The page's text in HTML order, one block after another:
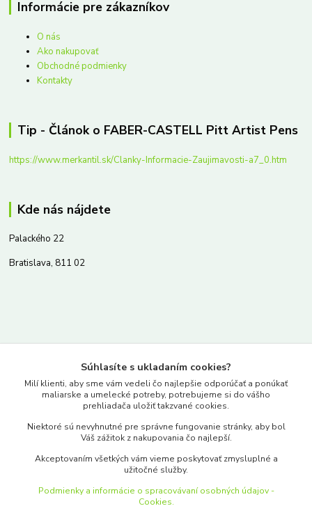
Informácie pre zákazníkov
O nás
Ako nakupovať
Obchodné podmienky
Kontakty
Tip - Článok o FABER-CASTELL Pitt Artist Pens
https://www.merkantil.sk/Clanky-Informacie-Zaujimavosti-a7_0.htm
Kde nás nájdete
Palackého 22
Bratislava, 811 02
www.merkantil.sk
Pondelok-Piatok: 9.00-17.00hod.
objednavky@merkantil-obchod.sk
Súhlasíte s ukladaním cookies?
Milí klienti, aby sme vám vedeli čo najlepšie odporúčať a ponúkať
maliarske a umelecké potreby, potrebujeme si do vášho
prehliadača uložiť takzvané cookies.
Niektoré sú nevyhnutné pre správne fungovanie stránky, aby bol
Váš zážitok z nakupovania čo najlepší.
Akceptovaním všetkých vám vieme poskytovať zmysluplné a
užitočné služby.
Podmienky a informácie o spracovávaní osobných údajov -
Cookies.